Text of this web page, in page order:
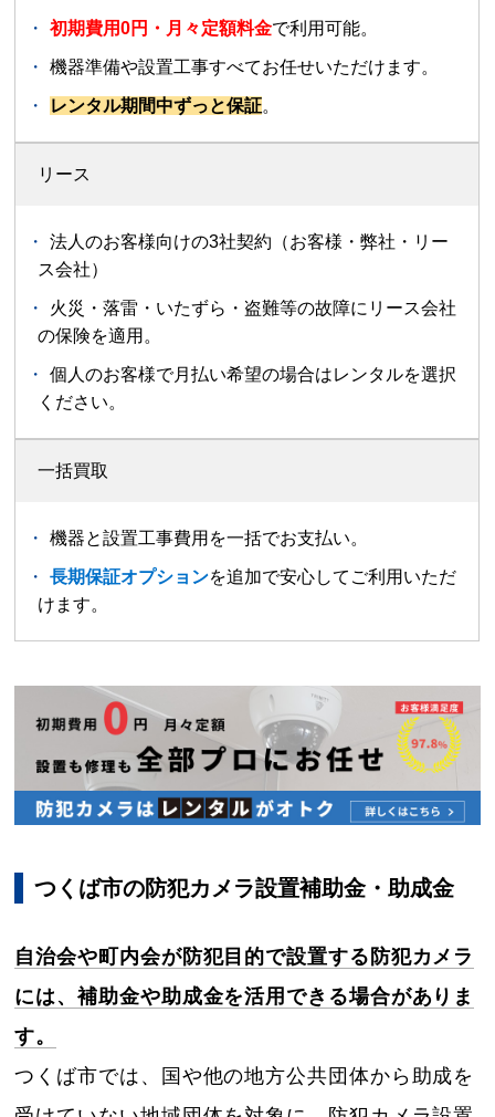
初期費用0円・月々定額料金で利用可能。
機器準備や設置工事すべてお任せいただけます。
レンタル期間中ずっと保証。
リース
法人のお客様向けの3社契約（お客様・弊社・リー
ス会社）
火災・落雷・いたずら・盗難等の故障にリース会社
の保険を適用。
個人のお客様で月払い希望の場合はレンタルを選択
ください。
一括買取
機器と設置工事費用を一括でお支払い。
長期保証オプションを追加で安心してご利用いただ
けます。
つくば市の防犯カメラ設置補助金・助成金
自治会や町内会が防犯目的で設置する防犯カメラ
には、補助金や助成金を活用できる場合がありま
す。
つくば市では、国や他の地方公共団体から助成を